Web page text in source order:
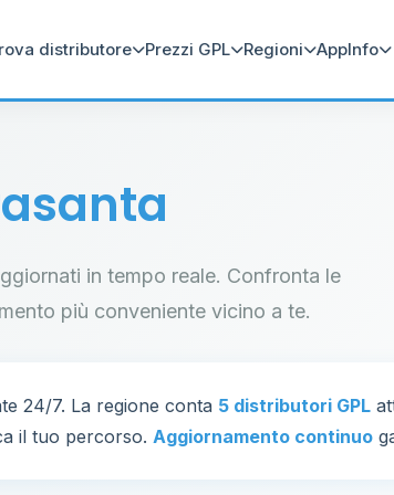
distributore Prezzi GPL Regioni AppInfo
in tempo reale. Confronta le
più conveniente vicino a te.
24/7. La regione conta 5 distributori GPL
il tuo percorso. Aggiornamento continuo